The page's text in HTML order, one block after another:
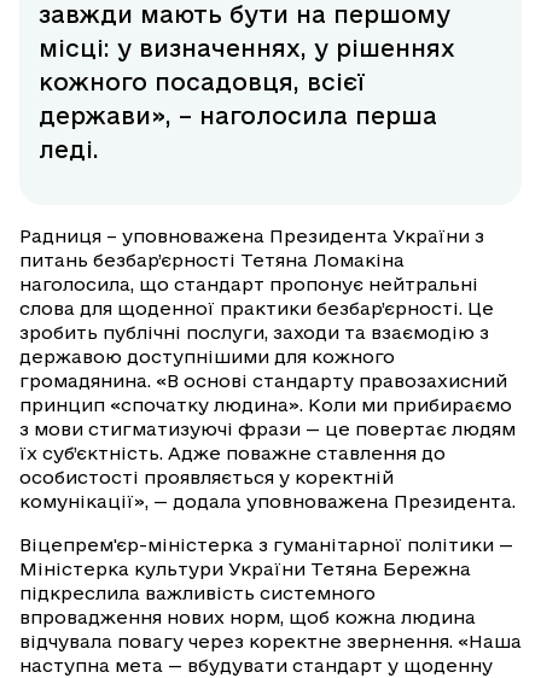
завжди мають бути на першому
місці: у визначеннях, у рішеннях
кожного посадовця, всієї
держави», – наголосила перша
леді.
Радниця – уповноважена Президента України з
питань безбар’єрності Тетяна Ломакіна
наголосила, що стандарт пропонує нейтральні
слова для щоденної практики безбар’єрності. Це
зробить публічні послуги, заходи та взаємодію з
державою доступнішими для кожного
громадянина. «В основі стандарту правозахисний
принцип «спочатку людина». Коли ми прибираємо
з мови стигматизуючі фрази — це повертає людям
їх суб’єктність. Адже поважне ставлення до
особистості проявляється у коректній
комунікації», — додала уповноважена Президента.
Віцепрем'єр-міністерка з гуманітарної політики —
Міністерка культури України Тетяна Бережна
підкреслила важливість системного
впровадження нових норм, щоб кожна людина
відчувала повагу через коректне звернення. «Наша
наступна мета — вбудувати стандарт у щоденну